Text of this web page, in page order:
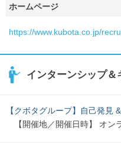
ホームページ
https://www.kubota.co.jp/
インターンシップ＆
【クボタグループ】自己発見
【開催地／開催日時】 オン